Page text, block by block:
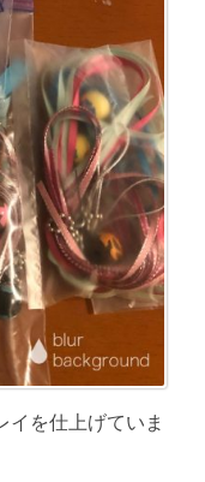
イを仕上げていま